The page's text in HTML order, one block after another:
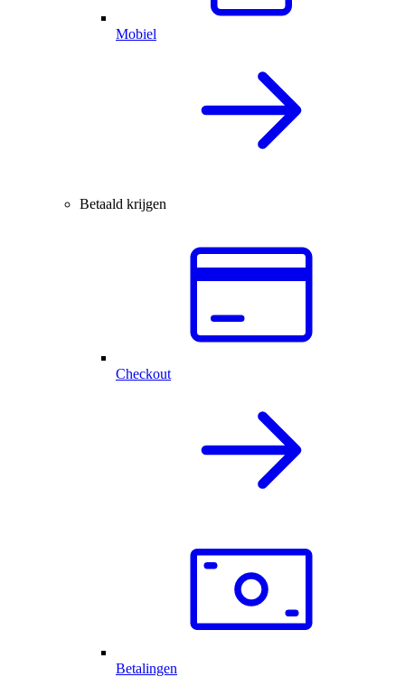
Mobiel
Betaald krijgen
Checkout
Betalingen